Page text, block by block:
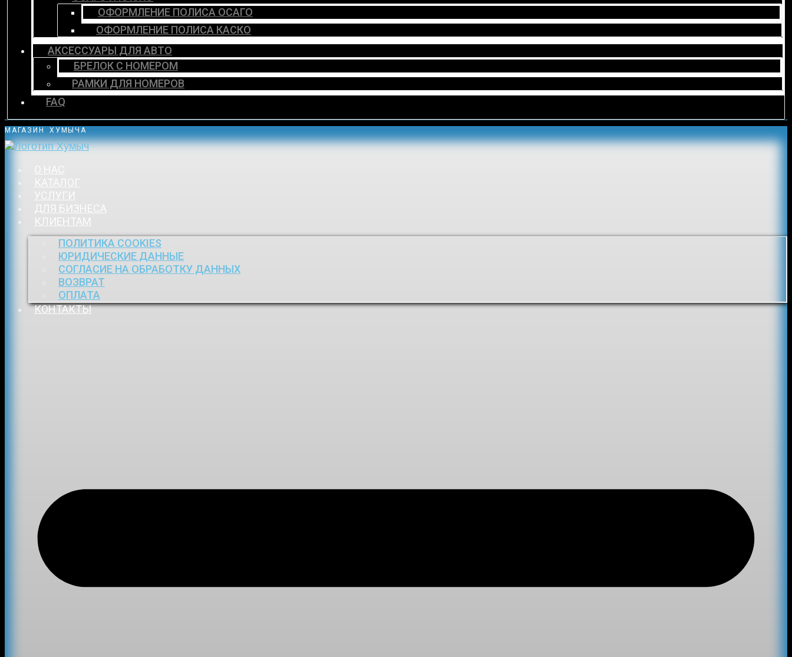
ОФОРМЛЕНИЕ ПОЛИСА ОСАГО
ОФОРМЛЕНИЕ ПОЛИСА КАСКО
АКСЕССУАРЫ ДЛЯ АВТО
БРЕЛОК С НОМЕРОМ
РАМКИ ДЛЯ НОМЕРОВ
FAQ
МАГАЗИН ХУМЫЧА
КАТАЛОГ
УСЛУГИ
ДЛЯ БИЗНЕСА
КЛИЕНТАМ
ПОЛИТИКА COOKIES
ЮРИДИЧЕСКИЕ ДАННЫЕ
СОГЛАСИЕ НА ОБРАБОТКУ ДАННЫХ
ВОЗВРАТ
ОПЛАТА
КОНТАКТЫ